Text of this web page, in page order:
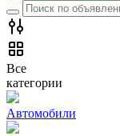
Все
категории
Автомобили